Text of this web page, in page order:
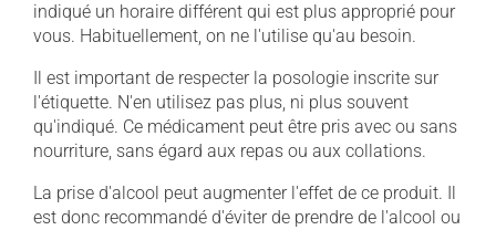
indiqué un horaire différent qui est plus approprié pour
vous. Habituellement, on ne l'utilise qu'au besoin.
Il est important de respecter la posologie inscrite sur
l'étiquette. N'en utilisez pas plus, ni plus souvent
qu'indiqué. Ce médicament peut être pris avec ou sans
nourriture, sans égard aux repas ou aux collations.
La prise d'alcool peut augmenter l'effet de ce produit. Il
est donc recommandé d'éviter de prendre de l'alcool ou